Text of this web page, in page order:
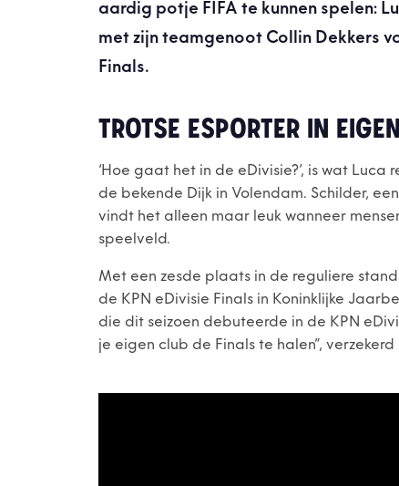
aardig potje FIFA te kunnen spelen:
met zijn teamgenoot Collin Dekkers
Finals.
TROTSE ESPORTER IN
‘Hoe gaat het in de eDivisie?’, is wat
de bekende Dijk in Volendam. Schilder,
vindt het alleen maar leuk wanneer
speelveld.
Met een zesde plaats in de reguliere
de KPN eDivisie Finals in Koninklijke
die dit seizoen debuteerde in de KPN
je eigen club de Finals te halen”,